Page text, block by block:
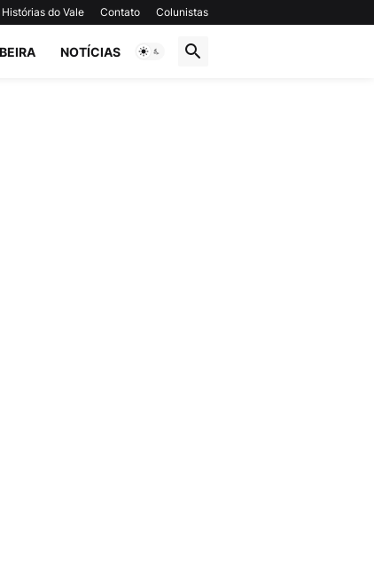
Histórias do Vale Contato Colunistas
NOTÍCIAS